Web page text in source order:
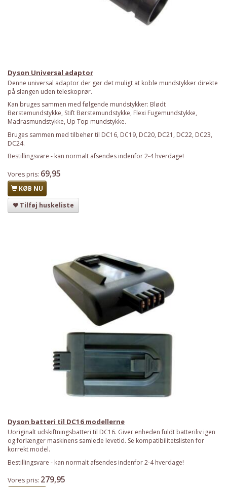
Dyson Universal adaptor
Denne universal adaptor der gør det muligt at koble mundstykker direkte
på slangen uden teleskoprør.
Kan bruges sammen med følgende mundstykker: Blødt
Børstemundstykke, Stift Børstemundstykke, Flexi Fugemundstykke,
Madrasmundstykke, Up Top mundstykke.
Bruges sammen med tilbehør til DC16, DC19, DC20, DC21, DC22, DC23,
DC24.
Bestillingsvare - kan normalt afsendes indenfor 2-4 hverdage!
Vores pris: 69,95
KØB NU
Tilføj huskeliste
Dyson batteri til DC16 modellerne
Uoriginalt udskiftningsbatteri til DC16. Giver enheden fuldt batteriliv igen
og forlænger maskinens samlede levetid. Se kompatibilitetslisten for
korrekt model.
Bestillingsvare - kan normalt afsendes indenfor 2-4 hverdage!
Vores pris: 279,95